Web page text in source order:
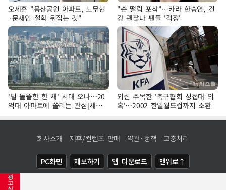
광
고
오세훈 "용산공원 아파트, 노무현
·문재인 철학 뒤집는 것"
"손 떨림 포착"…카라 한승연, 건
강 괜찮나 팬들 '걱정'
'덜 똘똘한 한 채' 시대 오나…20
억대 아파트에 쏠리는 관심[세제
개편, 그 이후②]
외신 주목한 '축구협회 성접대 의
혹'…2002 한일월드컵까지 소환
회사소개 제휴/컨텐츠 판매 약관·정책 고충처리
PC화면 제보하기 앱 다운로드 맨위로↑